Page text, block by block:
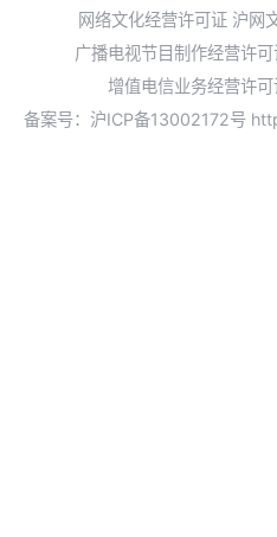
网络文化经营许可证 沪
广播电视节目制作经营许
增值电信业务经营许
备案号：沪ICP备13002172号